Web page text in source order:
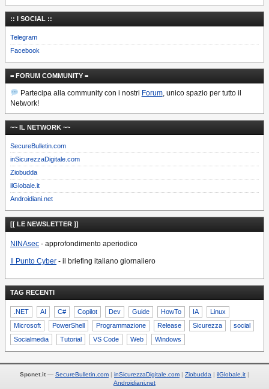
:: I SOCIAL ::
Telegram
Facebook
= FORUM COMMUNITY =
Partecipa alla community con i nostri Forum, unico spazio per tutto il
Network!
~~ IL NETWORK ~~
SecureBulletin.com
inSicurezzaDigitale.com
Ziobudda
ilGlobale.it
Androidiani.net
[[ LE NEWSLETTER ]]
NINAsec - approfondimento aperiodico
Il Punto Cyber - il briefing italiano giornaliero
TAG RECENTI
.NET AI C# Copilot Dev Guide HowTo IA
Linux
Microsoft
PowerShell Programmazione Release Sicurezza
social
Socialmedia
Tutorial VS Code Web Windows
Spcnet.it — SecureBulletin.com inSicurezzaDigitale.com Ziobudda
ilGlobale.it
Androidiani.net